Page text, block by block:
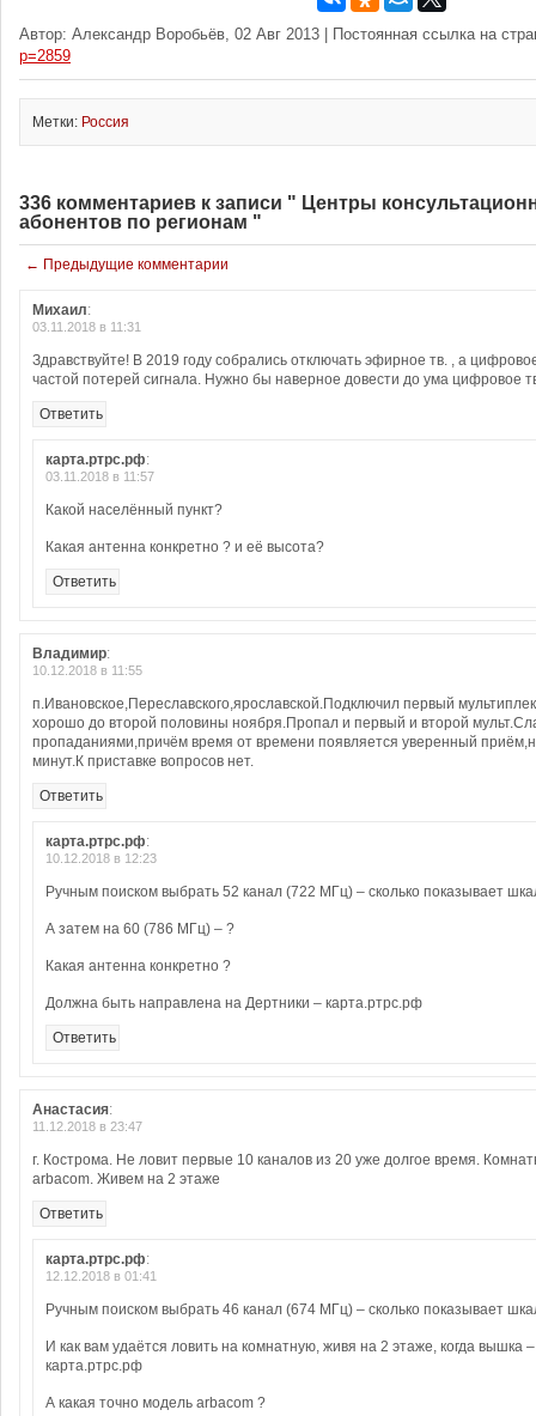
Автор: Александр Воробьёв, 02 Авг 2013 | Постоянная ссылка на
p=2859
Метки: Россия
336 комментариев к записи " Центры
абонентов по регионам "
← Предыдущие комментарии
Михаил:
03.11.2018 в 11:31
Здравствуйте! В 2019 году собрались отключать эфирное тв. , а
частой потерей сигнала. Нужно бы наверное довести до ума цифровое
Ответить
карта.ртрс.рф:
03.11.2018 в 11:57
Какой населённый пункт?
Какая антенна конкретно ? и её высота?
Ответить
Владимир:
10.12.2018 в 11:55
п.Ивановское,Переславского,ярославской.Подключил первый
хорошо до второй половины ноября.Пропал и первый и второй
пропаданиями,причём время от времени появляется уверенный
минут.К приставке вопросов нет.
Ответить
карта.ртрс.рф:
10.12.2018 в 12:23
Ручным поиском выбрать 52 канал (722 МГц) – сколько показывает
А затем на 60 (786 МГц) – ?
Какая антенна конкретно ?
Должна быть направлена на Дертники – карта.ртрс.рф
Ответить
Анастасия:
11.12.2018 в 23:47
г. Кострома. Не ловит первые 10 каналов из 20 уже долгое время.
arbacom. Живем на 2 этаже
Ответить
карта.ртрс.рф:
12.12.2018 в 01:41
Ручным поиском выбрать 46 канал (674 МГц) – сколько показывает
И как вам удаётся ловить на комнатную, живя на 2 этаже, когда вышка
карта.ртрс.рф
А какая точно модель arbacom ?